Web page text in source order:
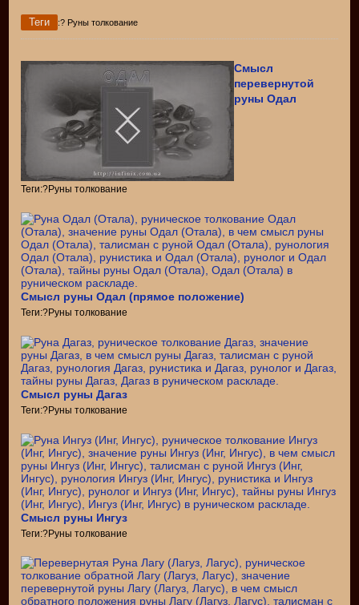
Теги :? Руны толкование
Смысл
перевернутой
руны Одал
Теги:?Руны толкование
Смысл руны Одал (прямое положение)
Теги:?Руны толкование
Смысл руны Дагаз
Теги:?Руны толкование
Смысл руны Ингуз
Теги:?Руны толкование